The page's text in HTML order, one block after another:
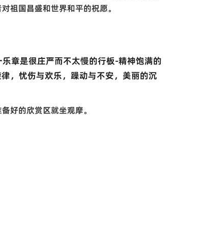
祖国昌盛和世界和平的祝愿。
乐章是很庄严而不太慢的行板-精神饱满的
，忧伤与欢乐，躁动与不安，美丽的沉
好的欣赏区就坐观摩。